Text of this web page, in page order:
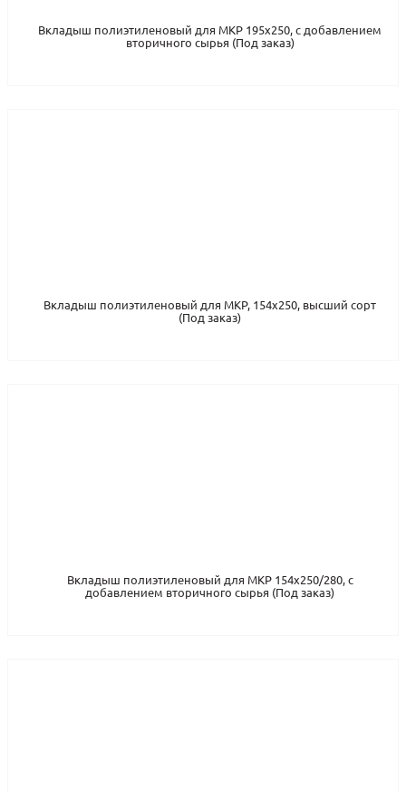
Вкладыш полиэтиленовый для МКР 195x250, с добавлением
вторичного сырья (Под заказ)
Вкладыш полиэтиленовый для МКР, 154x250, высший сорт
(Под заказ)
Вкладыш полиэтиленовый для МКР 154x250/280, с
добавлением вторичного сырья (Под заказ)